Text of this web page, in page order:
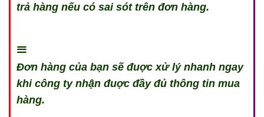
trả hàng nếu có sai sót trên đơn hàng.
Đơn hàng của bạn sẽ đuợc xử lý nhanh ngay
khi công ty nhận đuợc đầy đủ thông tin mua
hàng.